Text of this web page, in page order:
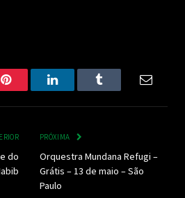
Pinterest LinkedInTumblr Email
do
PRÓXIMA
Orquestra Mundana Refugi –
Grátis – 13 de maio – São
Paulo